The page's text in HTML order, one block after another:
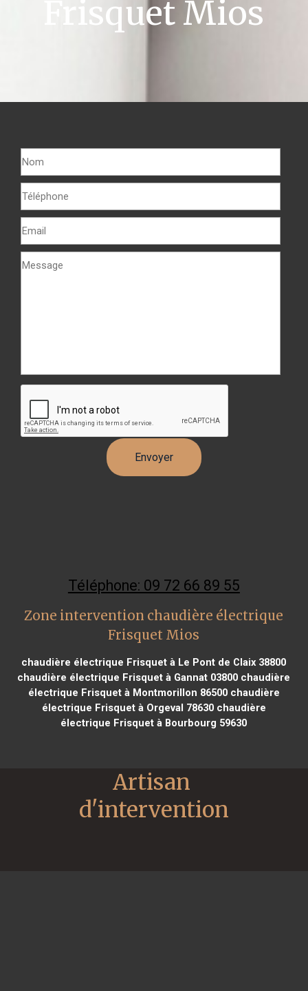
Frisquet Mios
Téléphone: 09 72 66 89 55
Zone intervention chaudière électrique
Frisquet Mios
chaudière électrique Frisquet à Le Pont de Claix 38800
chaudière électrique Frisquet à Gannat 03800 chaudière
électrique Frisquet à Montmorillon 86500chaudière
électrique Frisquet à Orgeval 78630chaudière
électrique Frisquet à Bourbourg 59630
Artisan
d'intervention